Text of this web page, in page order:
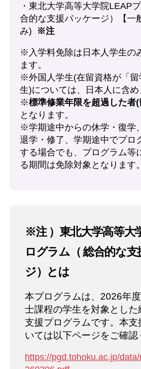
・東北大学高等大学院LEAP
合的な支援パッケージ）【一
み) ※注
※入学料免除は日本人学生の
ます。
※外国人学生(在留資格が「留
生)については、日本人に含め
※標準修業年限を超過した者
となります。
※学期途中からの休学・復学
退学・修了、学期途中でプロ
する場合でも、プログラム等
る期間は免除対象となります。
※注 ）東北大学高等大
ログラム（ 総合的な
ジ）とは
本プログラムは、2026年
士課程の学生を対象とした
支援プログラムです。本支
いては以下ページをご確認
https://pgd.tohoku.ac.jp/